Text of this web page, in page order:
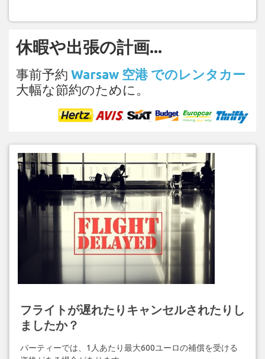
休暇や出張の計画...
事前予約 Warsaw 空港 でのレンタカー
大幅な節約のために。
フライトが遅れたりキャンセルされたりし
ましたか？
パーティーでは、1人あたり最大600ユーロの補償を受ける